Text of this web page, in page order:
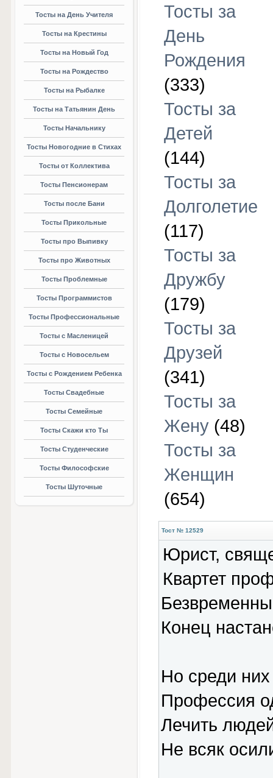
Тосты на День Учителя
Тосты на Крестины
Тосты на Новый Год
Тосты на Рождество
Тосты на Рыбалке
Тосты на Татьянин День
Тосты Начальнику
Тосты Новогодние в Стихах
Тосты от Коллектива
Тосты Пенсионерам
Тосты после Бани
Тосты Прикольные
Тосты про Выпивку
Тосты про Животных
Тосты Проблемные
Тосты Программистов
Тосты Профессиональные
Тосты с Масленицей
Тосты с Новосельем
Тосты с Рождением Ребенка
Тосты Свадебные
Тосты Семейные
Тосты Скажи кто Ты
Тосты Студенческие
Тосты Философские
Тосты Шуточные
Тосты за
День
Рождения
(333)
Тосты за
Детей
(144)
Тосты за
Долголетие
(117)
Тосты за
Дружбу
(179)
Тосты за
Друзей
(341)
Тосты за
Жену (48)
Тосты за
Женщин
(654)
Тост № 12529
Юрист,
Квартет
Конец
Но среди
Профессия
Лечить
Не всяк